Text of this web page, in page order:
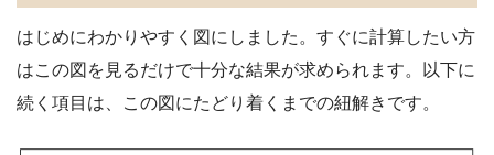
はじめにわかりやすく図にしました。すぐに計算したい方
はこの図を見るだけで十分な結果が求められます。以下に
続く項目は、この図にたどり着くまでの紐解きです。